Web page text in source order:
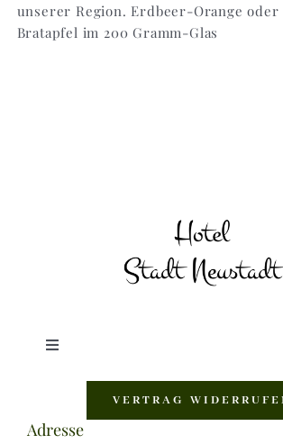
unserer Region. Erdbeer-Orange oder
Bratapfel im 200 Gramm-Glas
Toggle
VERTRAG
Adresse